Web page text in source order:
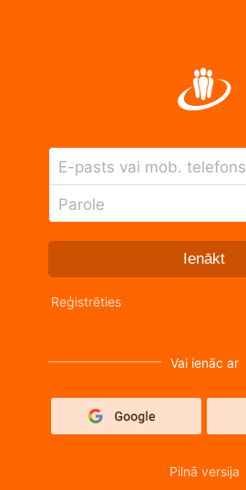
E-pasts vai mob. telefons
Parole
Ienākt
Reģistrēties
Vai ienāc ar
Pilnā versija